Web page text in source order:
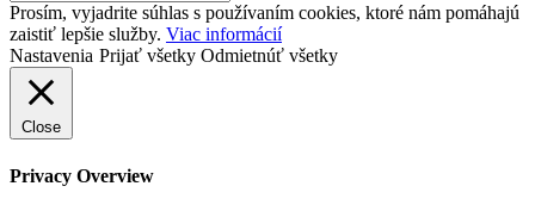
Prosím, vyjadrite súhlas s používaním cookies, ktoré nám pomáhajú
zaistiť lepšie služby. Viac informácií
Nastavenia Prijať všetky Odmietnúť všetky
Close
Privacy Overview